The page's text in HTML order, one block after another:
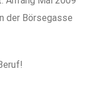
der Börsegasse